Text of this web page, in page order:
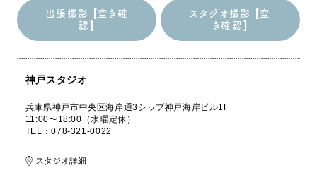
出張撮影 [空き確
認]
出張撮影 [空き確
スタジオ撮影 [空
き確認]
スタジオ撮影 [空
神戸スタジオ
兵庫県神戸市中央区海岸通3シップ神戸海岸ビル1F
11:00〜18:00（水曜定休）
TEL：078-321-0022
スタジオ詳細